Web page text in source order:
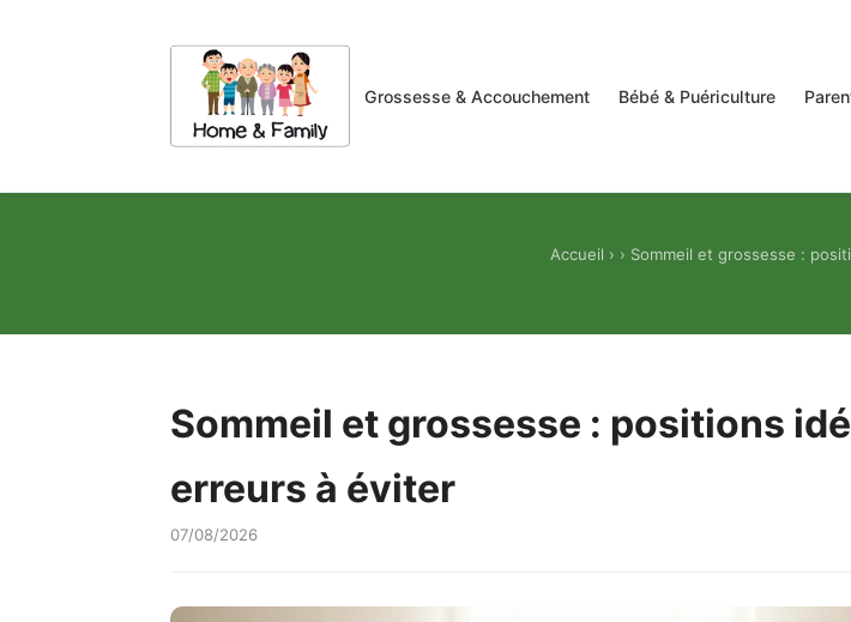
Grossesse & Accouchement Bébé & Puériculture
Accueil › › Sommeil et grossesse :
Sommeil et grossesse : positions
erreurs à éviter
07/08/2026